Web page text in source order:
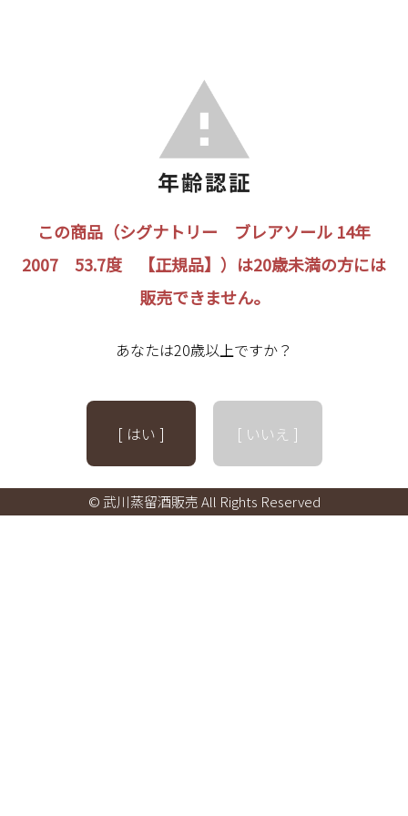
この商品（シグナトリー ブレアソール 14年
2007 53.7度 【正規品】）は20歳未満の方には
販売できません。
あなたは20歳以上ですか？
[ はい ] [ いいえ ]
© 武川蒸留酒販売 All Rights Reserved